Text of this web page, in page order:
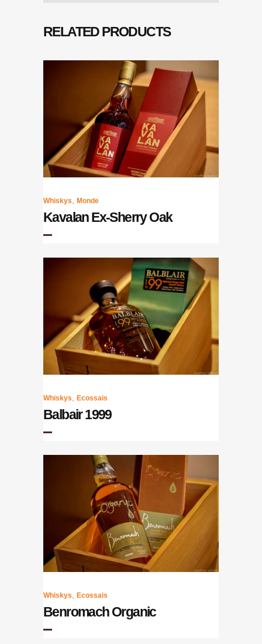
RELATED PRODUCTS
Whiskys, Monde
Kavalan Ex-Sherry Oak
Whiskys, Ecossais
Balbair 1999
Whiskys, Ecossais
Benromach Organic